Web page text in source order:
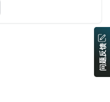
问题反馈